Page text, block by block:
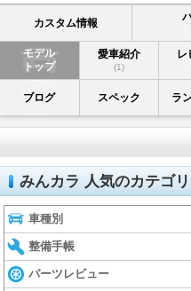
カスタム情報
モデル
トップ
愛車紹介
(1)
レ
ブログ スペック ラ
みんカラ 人気のカテゴリ
車種別
整備手帳
パーツレビュー